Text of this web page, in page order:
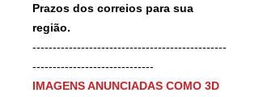
Prazos dos correios para sua
região.
------------------------------------------------
------------------------------
IMAGENS ANUNCIADAS COMO 3D